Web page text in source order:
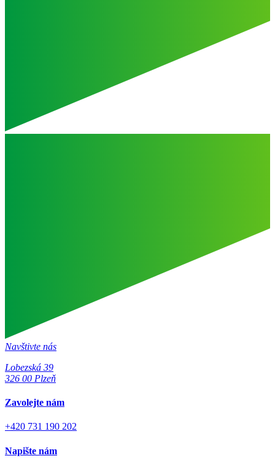
Navštivte nás
Lobezská 39
326 00 Plzeň
Zavolejte nám
+420 731 190 202
Napište nám